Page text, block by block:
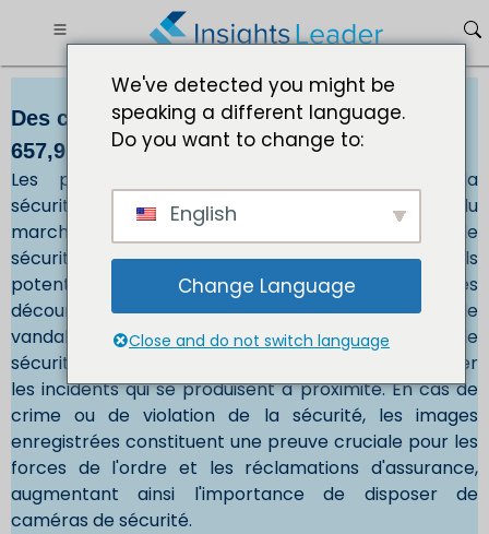
Des caméras de sécurité Marché Taille 5
657,91 millions de dollars dici 2030
Les préoccupations croissantes concernant la
sécurité et la sûreté conduisent à l'adoption du
marché des caméras de sécurité. Les caméras de
sécurité ont un effet dissuasif sur les criminels
potentiels, car la présence de caméras visibles
décourage les activités illégales, notamment le vol, le
vandalisme et l'intrusion. De plus, les caméras de
sécurité permettent de documenter et d'enregistrer
les incidents qui se produisent à proximité. En cas de
crime ou de violation de la sécurité, les images
enregistrées constituent une preuve cruciale pour les
forces de l'ordre et les réclamations d'assurance,
augmentant ainsi l'importance de disposer de
caméras de sécurité.
We've detected you might be
speaking a different language.
Do you want to change to:
English
Change Language
Close and do not switch language